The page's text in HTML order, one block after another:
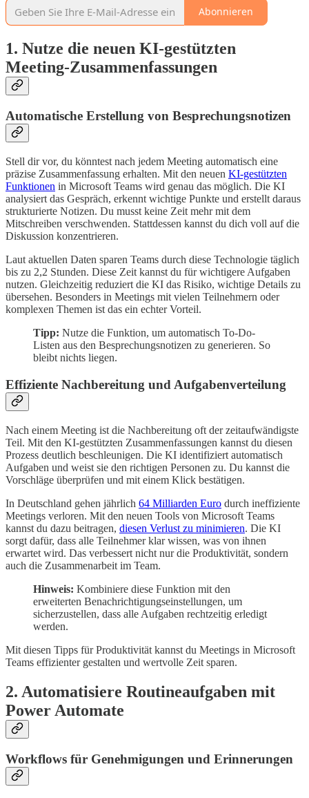
Abonnieren
1. Nutze die neuen KI-gestützten
Meeting-Zusammenfassungen
Automatische Erstellung von Besprechungsnotizen
Stell dir vor, du könntest nach jedem Meeting automatisch eine
präzise Zusammenfassung erhalten. Mit den neuen KI-gestützten
Funktionen in Microsoft Teams wird genau das möglich. Die KI
analysiert das Gespräch, erkennt wichtige Punkte und erstellt daraus
strukturierte Notizen. Du musst keine Zeit mehr mit dem
Mitschreiben verschwenden. Stattdessen kannst du dich voll auf die
Diskussion konzentrieren.
Laut aktuellen Daten sparen Teams durch diese Technologie täglich
bis zu 2,2 Stunden. Diese Zeit kannst du für wichtigere Aufgaben
nutzen. Gleichzeitig reduziert die KI das Risiko, wichtige Details zu
übersehen. Besonders in Meetings mit vielen Teilnehmern oder
komplexen Themen ist das ein echter Vorteil.
Tipp: Nutze die Funktion, um automatisch To-Do-
Listen aus den Besprechungsnotizen zu generieren. So
bleibt nichts liegen.
Effiziente Nachbereitung und Aufgabenverteilung
Nach einem Meeting ist die Nachbereitung oft der zeitaufwändigste
Teil. Mit den KI-gestützten Zusammenfassungen kannst du diesen
Prozess deutlich beschleunigen. Die KI identifiziert automatisch
Aufgaben und weist sie den richtigen Personen zu. Du kannst die
Vorschläge überprüfen und mit einem Klick bestätigen.
In Deutschland gehen jährlich 64 Milliarden Euro durch ineffiziente
Meetings verloren. Mit den neuen Tools von Microsoft Teams
kannst du dazu beitragen, diesen Verlust zu minimieren. Die KI
sorgt dafür, dass alle Teilnehmer klar wissen, was von ihnen
erwartet wird. Das verbessert nicht nur die Produktivität, sondern
auch die Zusammenarbeit im Team.
Hinweis: Kombiniere diese Funktion mit den
erweiterten Benachrichtigungseinstellungen, um
sicherzustellen, dass alle Aufgaben rechtzeitig erledigt
werden.
Mit diesen Tipps für Produktivität kannst du Meetings in Microsoft
Teams effizienter gestalten und wertvolle Zeit sparen.
2. Automatisiere Routineaufgaben mit
Power Automate
Workflows für Genehmigungen und Erinnerungen